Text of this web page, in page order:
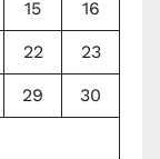
15 16
22 23
29 30